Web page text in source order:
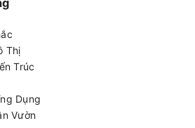
Thị
Trúc
Dụng
Vườn